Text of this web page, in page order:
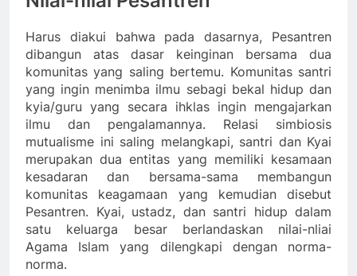
Harus diakui bahwa pada dasarnya, Pesantren
dibangun atas dasar keinginan bersama dua
komunitas yang saling bertemu. Komunitas santri
yang ingin menimba ilmu sebagi bekal hidup dan
kyia/guru yang secara ihklas ingin mengajarkan
ilmu dan pengalamannya. Relasi simbiosis
mutualisme ini saling melangkapi, santri dan Kyai
merupakan dua entitas yang memiliki kesamaan
kesadaran dan bersama-sama membangun
komunitas keagamaan yang kemudian disebut
Pesantren. Kyai, ustadz, dan santri hidup dalam
satu keluarga besar berlandaskan nilai-nliai
Agama Islam yang dilengkapi dengan norma-
norma.